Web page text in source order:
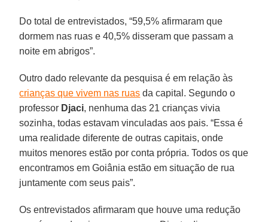
Do total de entrevistados, “59,5% afirmaram que
dormem nas ruas e 40,5% disseram que passam a
noite em abrigos”.
Outro dado relevante da pesquisa é em relação às
crianças que vivem nas ruas da capital. Segundo o
professor Djaci, nenhuma das 21 crianças vivia
sozinha, todas estavam vinculadas aos pais. “Essa é
uma realidade diferente de outras capitais, onde
muitos menores estão por conta própria. Todos os que
encontramos em Goiânia estão em situação de rua
juntamente com seus pais”.
Os entrevistados afirmaram que houve uma redução